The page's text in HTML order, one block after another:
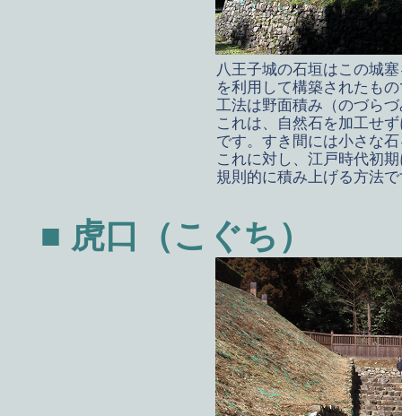
八王子城の石垣はこの城
を利用して構築されたも
工法は野面積み（のづら
これは、自然石を加工せ
です。すき間には小さな
これに対し、江戸時代初
規則的に積み上げる方法
■ 虎口（こぐち）